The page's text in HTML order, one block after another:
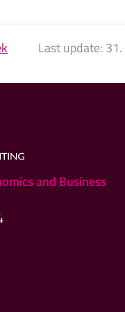
Last update:
and Business